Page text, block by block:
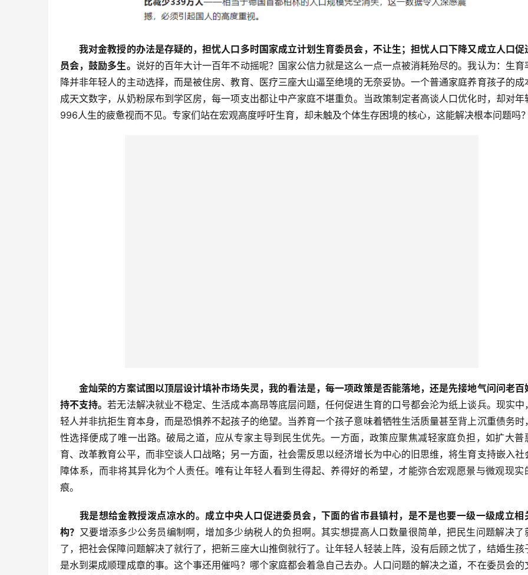
我对金教授的办法是存疑的，担忧人口多时国家成立计划生育委员会，不让生；担忧人口下降又成立人口促
员会，鼓励多生。 说好的百年大计一百年不动摇呢？国家公信力就是这么一点一点被消耗殆尽的。我认为：生育
降并非年轻人的主动选择，而是被住房、教育、医疗三座大山逼至绝境的无奈妥协。一个普通家庭养育孩子的成
成天文数字，从奶粉尿布到学区房，每一项支出都让中产家庭不堪重负。当政策制定者高谈人口优化时，却对年
996人生的疲惫视而不见。专家们站在宏观高度呼吁生育，却未触及个体生存困境的核心，这能解决根本问题吗
金灿荣的方案试图以顶层设计填补市场失灵，我的看法是，每一项政策是否能落地，还是先接地气问问老百
持不支持。若无法解决就业不稳定、生活成本高昂等底层问题，任何促进生育的口号都会沦为纸上谈兵。现实中
轻人并非抗拒生育本身，而是恐惧养不起孩子的绝望。当养育一个孩子意味着牺牲生活质量甚至背上沉重债务时
性选择便成了唯一出路。破局之道，应从专家主导到民生优先。一方面，政策应聚焦减轻家庭负担，如扩大普
育、改革教育公平，而非空谈人口战略；另一方面，社会需反思以经济增长为中心的旧思维，将生育支持嵌入社
障体系，而非将其异化为个人责任。唯有让年轻人看到生得起、养得好的希望，才能弥合宏观愿景与微观现实
痕。
我是想给金教授泼点凉水的。成立中央人口促进委员会，下面的省市县镇村，是不是也要一级一级成立相
构？ 又要增添多少公务员编制啊，增加多少纳税人的负担啊。其实想提高人口数量很简单，把民生问题解决了
了，把社会保障问题解决了就行了，把新三座大山推倒就行了。让年轻人轻装上阵，没有后顾之忧了，结婚生孩
是水到渠成顺理成章的事。这个事还用催吗？哪个家庭都会着急自己去办。人口问题的解决之道，不在委员会的